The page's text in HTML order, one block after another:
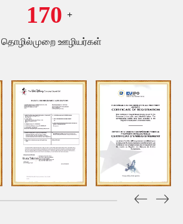
170 +
தொழில்முறை ஊழியர்கள்